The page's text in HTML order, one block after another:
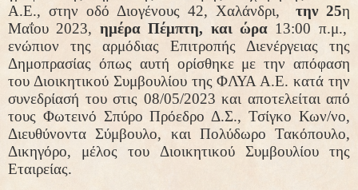
Α.Ε., στην οδό Διογένους 42, Χαλάνδρι,
την 25η
Μαΐου 2023, ημέρα Πέμπτη, και ώρα 13:00 π.μ.,
ενώπιον της αρμόδιας Επιτροπής Διενέργειας της
Δημοπρασίας όπως αυτή ορίσθηκε με την απόφαση
του Διοικητικού Συμβουλίου της ΦΛΥΑ Α.Ε. κατά την
συνεδρίασή του στις 08/05/2023 και αποτελείται από
τους Φωτεινό Σπύρο Πρόεδρο Δ.Σ., Τσίγκο Κων/νο,
Διευθύνοντα Σύμβουλο, και Πολύδωρο Τακόπουλο,
Δικηγόρο, μέλος του Διοικητικού Συμβουλίου της
Εταιρείας.